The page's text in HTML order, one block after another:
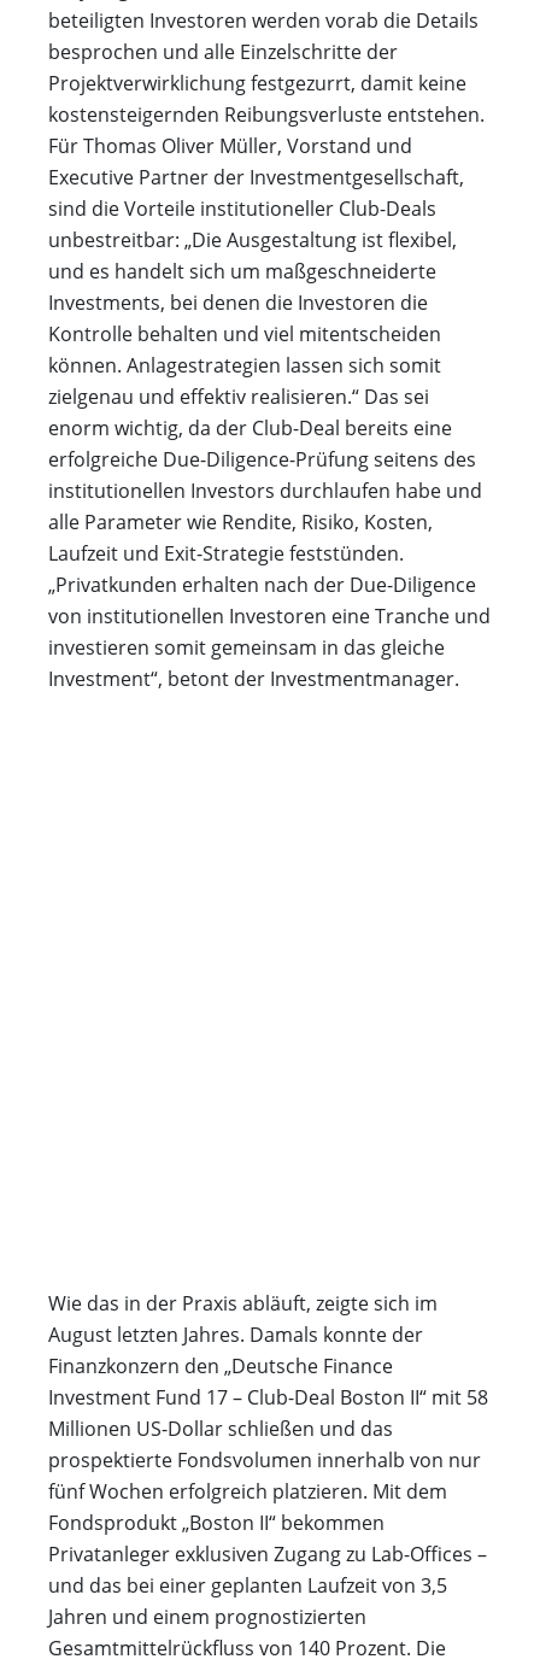
beteiligten Investoren werden vorab die Details
besprochen und alle Einzelschritte der
Projektverwirklichung festgezurrt, damit keine
kostensteigernden Reibungsverluste entstehen.
Für Thomas Oliver Müller, Vorstand und
Executive Partner der Investmentgesellschaft,
sind die Vorteile institutioneller Club-Deals
unbestreitbar: „Die Ausgestaltung ist flexibel,
und es handelt sich um maßgeschneiderte
Investments, bei denen die Investoren die
Kontrolle behalten und viel mitentscheiden
können. Anlagestrategien lassen sich somit
zielgenau und effektiv realisieren.“ Das sei
enorm wichtig, da der Club-Deal bereits eine
erfolgreiche Due-Diligence-Prüfung seitens des
institutionellen Investors durchlaufen habe und
alle Parameter wie Rendite, Risiko, Kosten,
Laufzeit und Exit-Strategie feststünden.
„Privatkunden erhalten nach der Due-Diligence
von institutionellen Investoren eine Tranche und
investieren somit gemeinsam in das gleiche
Investment“, betont der Investmentmanager.
Wie das in der Praxis abläuft, zeigte sich im
August letzten Jahres. Damals konnte der
Finanzkonzern den „Deutsche Finance
Investment Fund 17 – Club-Deal Boston II“ mit 58
Millionen US-Dollar schließen und das
prospektierte Fondsvolumen innerhalb von nur
fünf Wochen erfolgreich platzieren. Mit dem
Fondsprodukt „Boston II“ bekommen
Privatanleger exklusiven Zugang zu Lab-Offices –
und das bei einer geplanten Laufzeit von 3,5
Jahren und einem prognostizierten
Gesamtmittelrückfluss von 140 Prozent. Die